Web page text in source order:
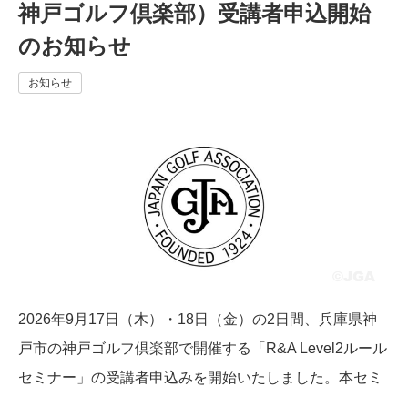
神戸ゴルフ倶楽部）受講者申込開始
のお知らせ
お知らせ
2026年9月17日（木）・18日（金）の2日間、兵庫県神
戸市の神戸ゴルフ倶楽部で開催する「R&A Level2ルール
セミナー」の受講者申込みを開始いたしました。本セミ